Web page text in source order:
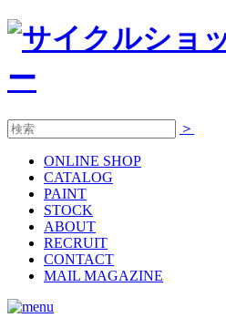
＞
ONLINE SHOP
CATALOG
PAINT
STOCK
ABOUT
RECRUIT
CONTACT
MAIL MAGAZINE